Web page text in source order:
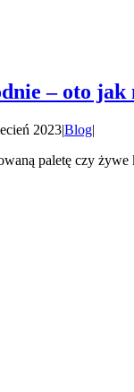
– oto
2023|Blog|
paletę czy